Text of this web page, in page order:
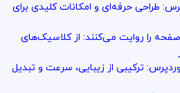
طراحی حرفه‌ای و امکانات کلیدی برای
را روایت می‌کنند: از کلاسیک‌های
ترکیبی از زیبایی، سرعت و تبدیل